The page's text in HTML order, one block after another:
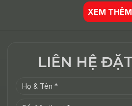
người dễ dàng trò chuyện
XEM THÊM
LIÊN HỆ